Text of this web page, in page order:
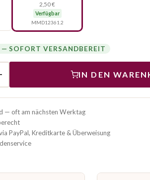
2,50 €
Verfügbar
MMD12361.2
— SOFORT VERSANDBEREIT
IN DEN
— oft am nächsten Werktag
PayPal, Kreditkarte & Überweisung